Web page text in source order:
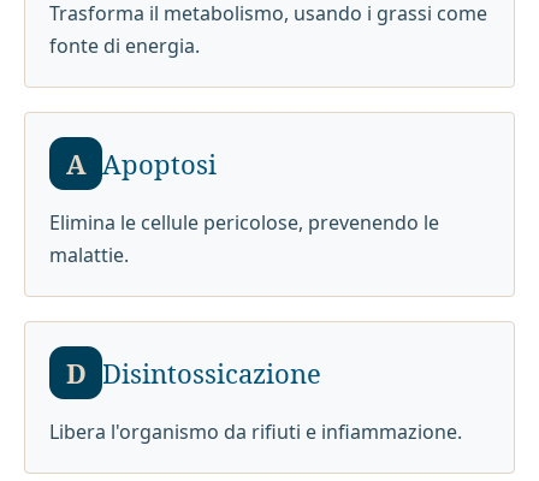
Trasforma il metabolismo, usando i grassi come
fonte di energia.
A Apoptosi
Elimina le cellule pericolose, prevenendo le
malattie.
D Disintossicazione
Libera l'organismo da rifiuti e infiammazione.